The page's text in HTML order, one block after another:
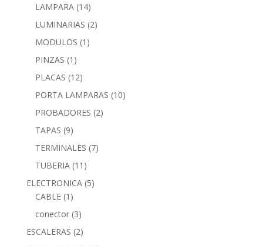
LAMPARA (14)
LUMINARIAS (2)
MODULOS (1)
PINZAS (1)
PLACAS (12)
PORTA LAMPARAS (10)
PROBADORES (2)
TAPAS (9)
TERMINALES (7)
TUBERIA (11)
ELECTRONICA (5)
CABLE (1)
conector (3)
ESCALERAS (2)